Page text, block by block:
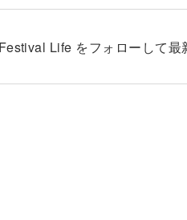
Festival Life をフォローして最